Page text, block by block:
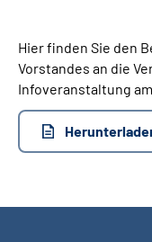
Online-Services
Inhalte in
Hier finden Sie den
Vorstandes an die
Infoveranstaltung am